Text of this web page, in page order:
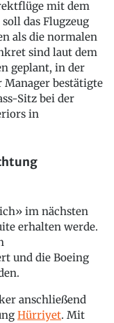
mit dem
das Flugzeug
als die normalen
sind laut dem
geplant, in der
bestätigte
Sitz bei der
in
im nächsten
erhalten werde.
und die Boeing
anschließend
Hürriyet. Mit